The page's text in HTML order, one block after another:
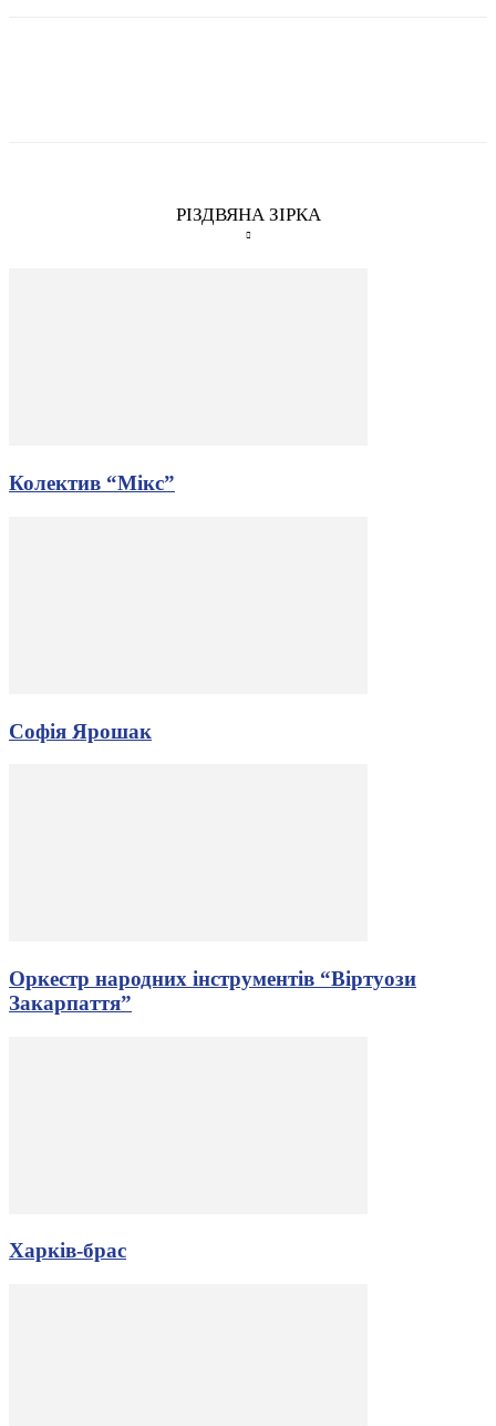
РІЗДВЯНА ЗІРКА
Колектив “Мікс”
Софія Ярошак
Оркестр народних інструментів “Віртуози
Закарпаття”
Харків-брас